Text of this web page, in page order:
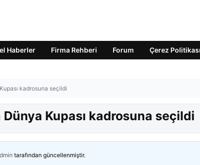
Haberler Firma Rehberi Forum Çerez Politikası
kadrosuna seçildi
Kupası kadrosuna seçildi
tarafından güncellenmiştir.